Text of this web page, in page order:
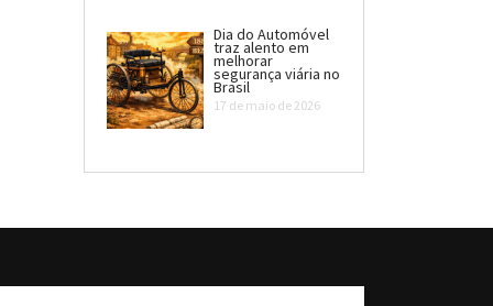
Dia do Automóvel
traz alento em
melhorar
segurança viária no
Brasil
17 de maio de 2026